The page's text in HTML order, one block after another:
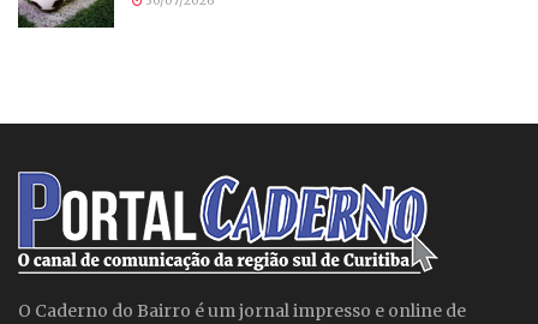
O Caderno do Bairro é um jornal impresso e online de